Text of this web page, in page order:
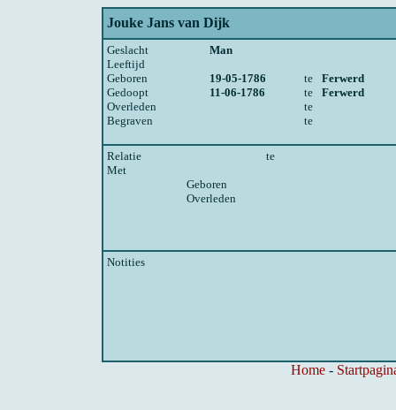
Jouke Jans van Dijk
Geslacht
Man
Leeftijd
Geboren
19-05-1786 te
Ferwerd
Gedoopt
11-06-1786 te
Ferwerd
Overleden
te
Begraven
te
Relatie
te
Met
Geboren
Overleden
Notities
Home-